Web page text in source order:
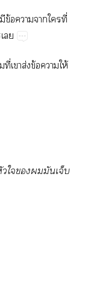
ข้​​​​ี่​
​​ส่​ข้​​ให้​